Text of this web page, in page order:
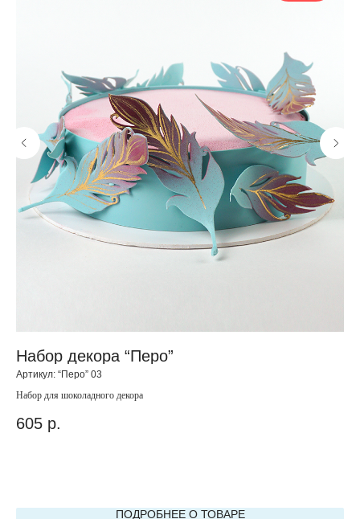
Набор декора “Перо”
Артикул: “Перо” 03
Набор для шоколадного декора
605 р.
ПОДРОБНЕЕ О ТОВАРЕ